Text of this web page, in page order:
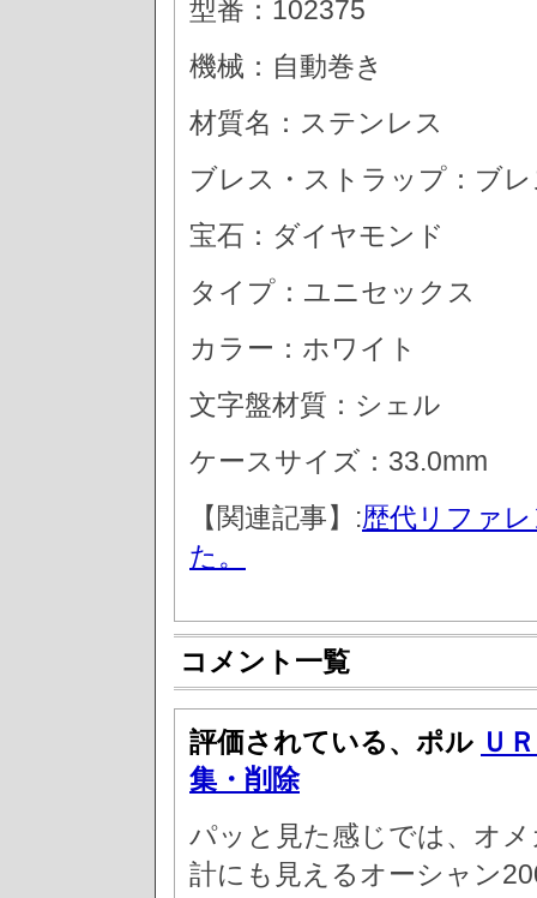
型番：102375
機械：自動巻き
材質名：ステンレス
ブレス・ストラップ：ブ
宝石：ダイヤモンド
タイプ：ユニセックス
カラー：ホワイト
文字盤材質：シェル
ケースサイズ：33.0mm
【関連記事】:歴代リファ
た。
コメント一覧
評価されている、ポル Ｕ
集・削除
パッと見た感じでは、オ
計にも見えるオーシャン